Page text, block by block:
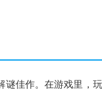
谜佳作。在游戏里，